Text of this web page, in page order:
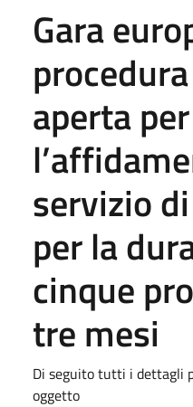
Gara
aperta per
servizio
per la
cinque
tre mesi
Di seguito tutti i dettagli
oggetto